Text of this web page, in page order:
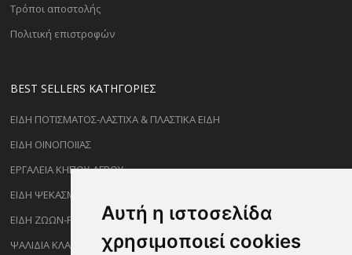
Αυτή η ιστοσελίδα
χρησιμοποιεί cookies
Τρόποι αποστολής
Πολιτική επιστροφών
BEST SELLERS ΚΑΤΗΓΟΡΊΕΣ
ΕΙΔΗ ΠΟΤΙΣΜΑΤΟΣ-ΛΑΣΤΙΧΑ & ΠΛΑΣΤΙΚΑ ΕΙΔΗ
ΕΙΔΗ ΟΙΝΟΠΟΙΪΑΣ
ΕΡΓΑΛΕΙΑ ΚΗΠΟΥ-ΑΓΡΟΥ
ΕΙΔΗ ΨΕΚΑΣΜΟΥ-ΡΑΝΤΙΣΜΑΤΟΣ
ΕΙΔΗ ΖΩΩΝ-PET
ΨΑΛΙΔΙΑ ΚΛΑΔΕΜΑΤΟΣ